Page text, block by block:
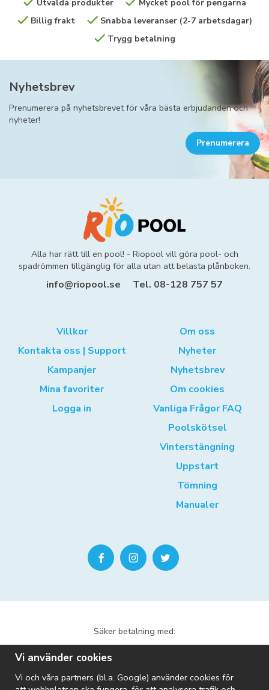
Utvalda produkter
Mycket pool för pengarna
Billig frakt
Snabba leveranser (2-7 arbetsdagar)
Trygg betalning
Nyhetsbrev
Prenumerera på nyhetsbrevet för våra bästa erbjudanden och
nyheter!
Prenumerera
Alla har rätt till en pool! - Riopool vill göra pool- och
spadrömmen tillgänglig för alla utan att belasta plånboken.
info@riopool.se Tel. 08-128 757 57
Villkor
Kontakta oss | Support
Kampanjer
Mina favoriter
Logga in
Om oss
Nyheter
Nyhetsbrev
Om cookies
Vanliga Frågor FAQ
Poolskötsel
Vinterstängning
Uppstart
Tömning
Manualer
Säker betalning med:
Vi använder cookies
Vi och våra partners (bl.a. Google) använder cookies för